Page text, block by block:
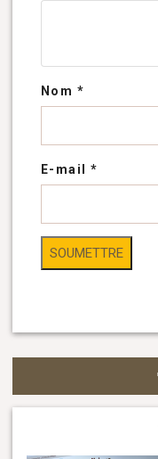
Nom *
E-mail *